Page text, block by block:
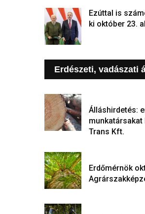
Ezúttal is
ki október 23.
Erdészeti, vadászati
Álláshirdetés:
munkatársakat
Trans Kft.
Erdőmérnök